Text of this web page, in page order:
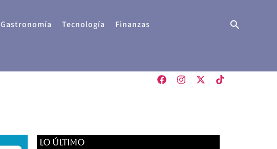
Gastronomía Tecnología Finanzas Buscar
LO ÚLTIMO